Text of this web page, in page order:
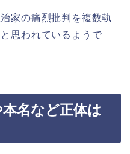
家の痛烈批判を複数執
思われているようで
名など正体は